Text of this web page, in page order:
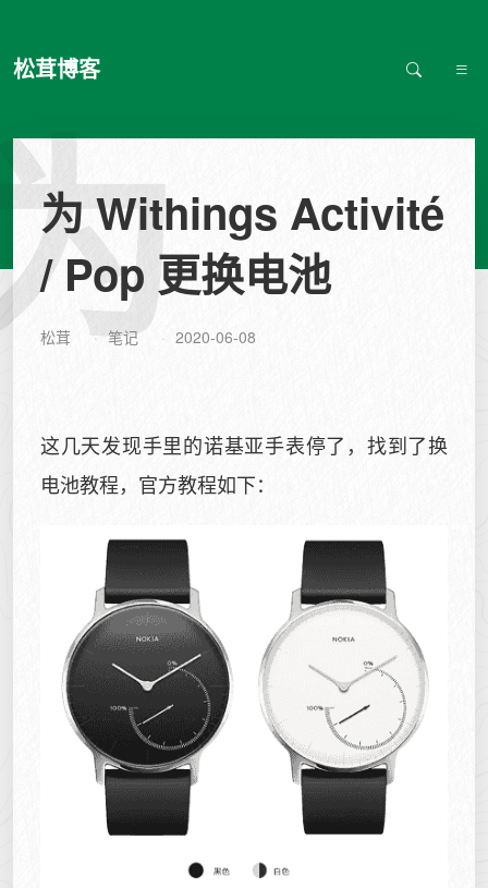
松茸博客
为 Withings Activité
/ Pop 更换电池
松茸 笔记 2020-06-08
这几天发现手里的诺基亚手表停了，找到了换
电池教程，官方教程如下：